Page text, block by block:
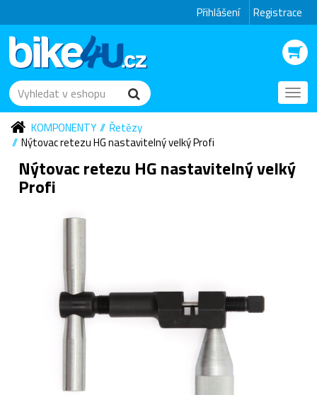
Přihlášení Registrace
KOMPONENTY
Řetězy
Nýtovac retezu HG nastavitelný velký Profi
Nýtovac retezu HG nastavitelný velký
Profi